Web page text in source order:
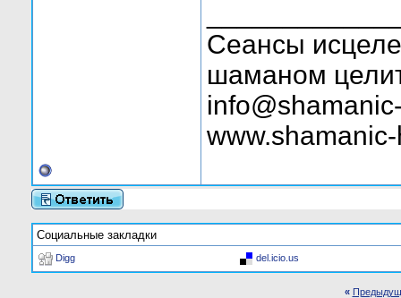
Сеансы
шаманом
Социальные закладки
Digg del.icio.us
«